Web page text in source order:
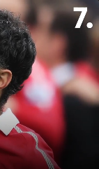
lånte
siden
551